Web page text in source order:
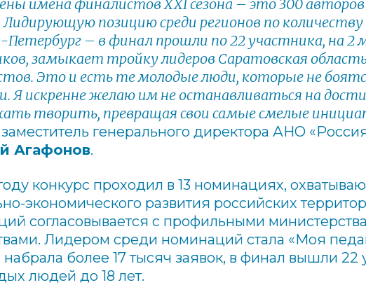
имена финалистов XXIсезона – это 300
Лидирующую позицию среди регионов по
– в финал прошли по 22 участника, на 2
замыкает тройку лидеров Саратовская
Это и есть те молодые люди, которые не
Я искренне желаю им не останавливаться на
творить, превращая свои самые смелые
генерального директора АНО
Агафонов.
конкурс проходил в 13 номинациях,
экономического развития российских
согласовывается с профильными
Лидером среди номинаций стала «Моя
набрала более 17 тысяч заявок, в финал вышли 22
людей до 18 лет.